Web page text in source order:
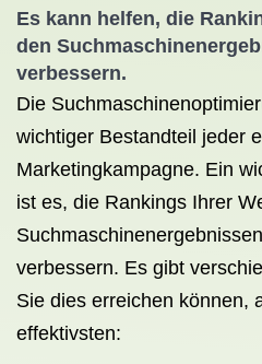
Es kann helfen, die
den
verbessern.
Die
wichtiger Bestandteil jeder
Marketingkampagne. Ein
ist es, die Rankings Ihrer
verbessern. Es gibt
Sie dies erreichen können,
effektivsten: